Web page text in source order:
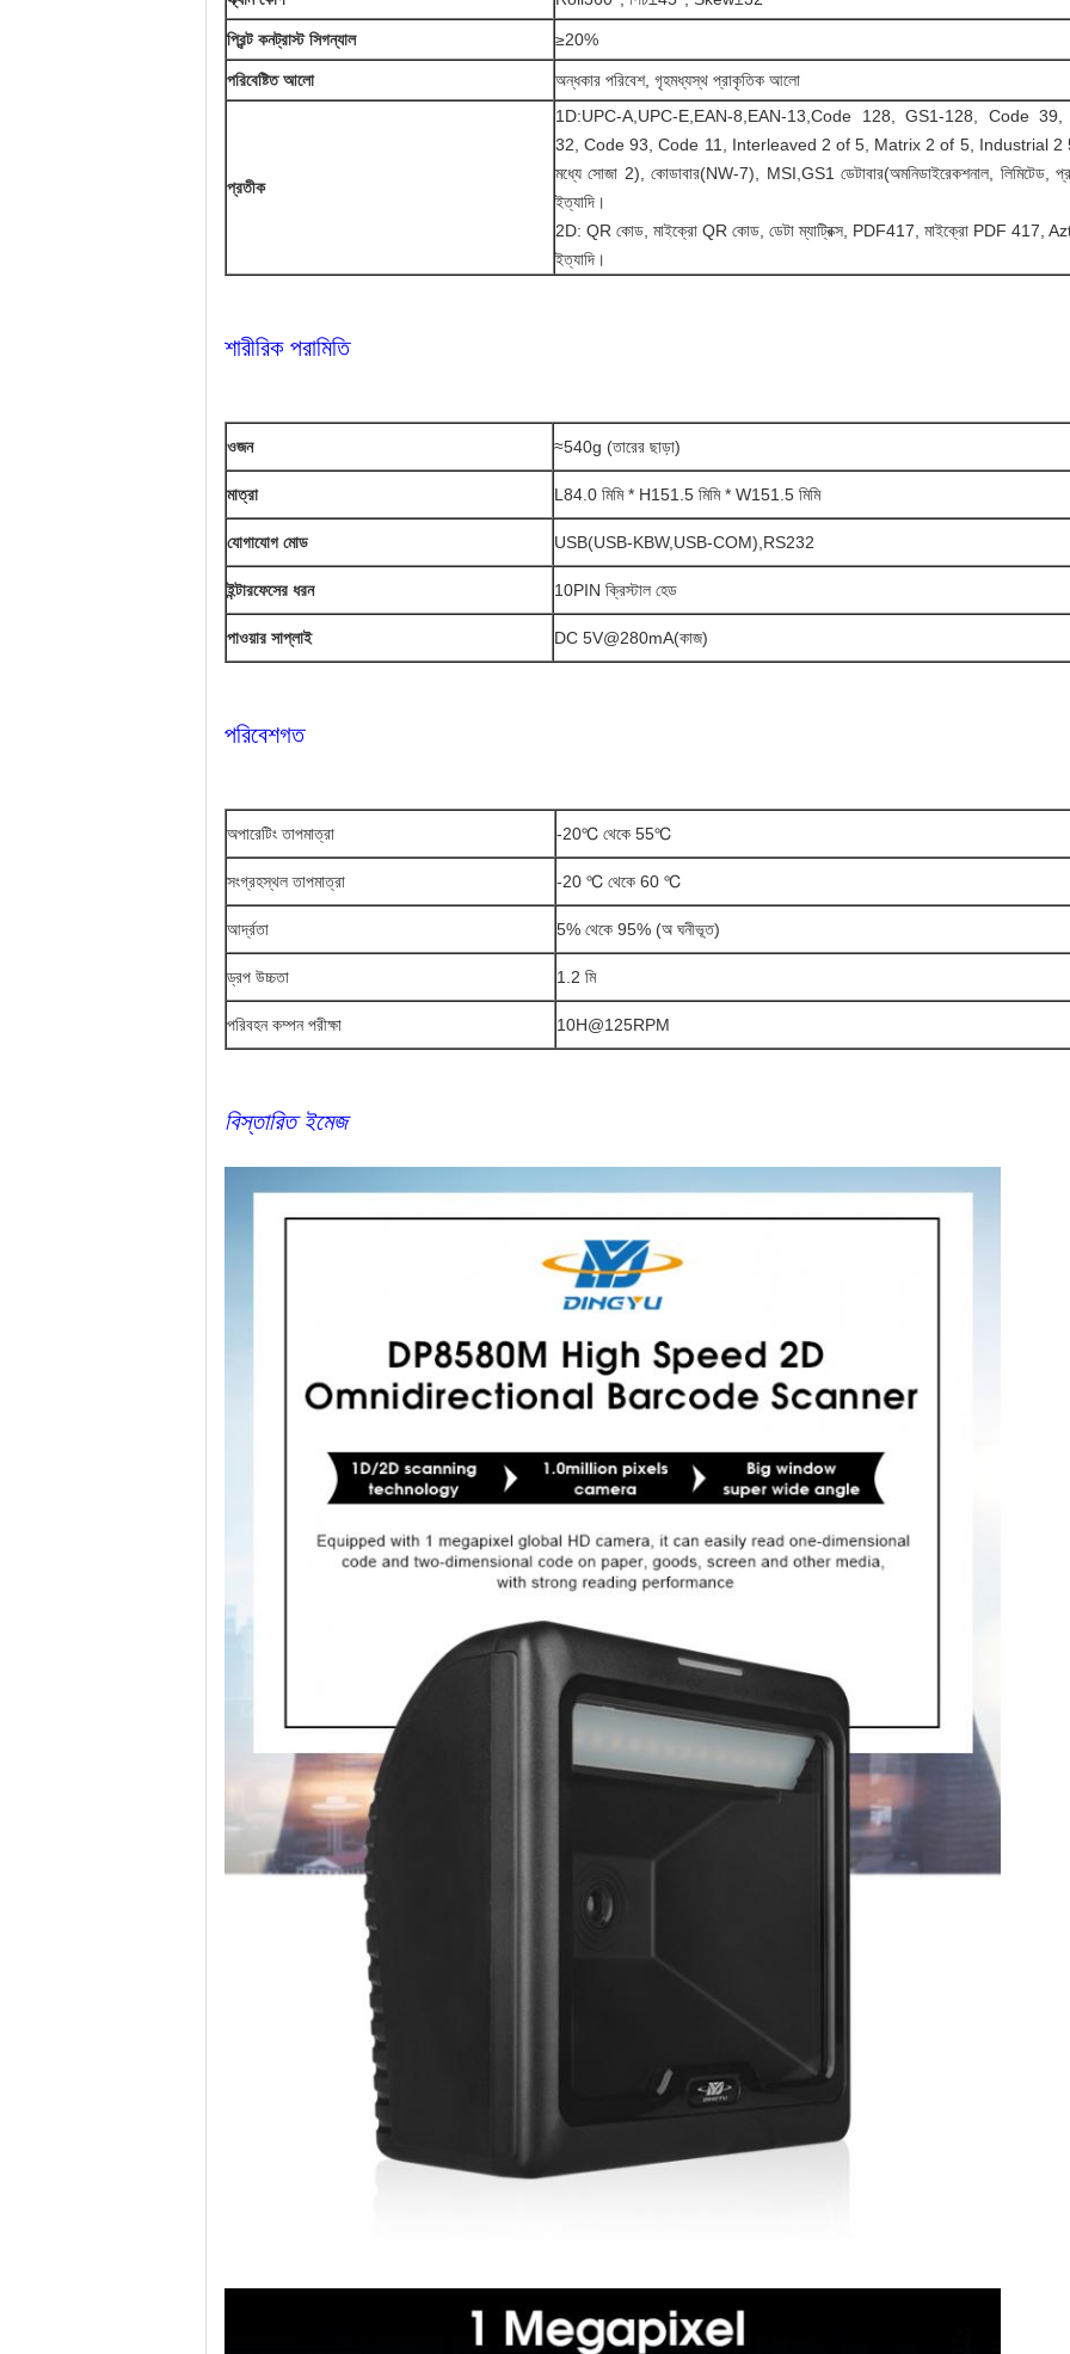
প্রিন্ট কনট্রাস্ট সিগন্যাল ≥20%
পরিবেষ্টিত আলো অন্ধকার পরিবেশ, গৃহমধ্যস্থ প্রাকৃতিক আলো
প্রতীক
1D:UPC-A,UPC-E,EAN-8,EAN-13,Code 128, GS1-128, Code
32, Code 93, Code 11, Interleaved 2 of 5, Matrix 2 of 5, Industrial 2
মধ্যে সোজা 2), কোডাবার(NW-7), MSI,GS1 ডেটাবার(অমনিডাইরেকশনাল, লিমিটেড,
ইত্যাদি।
2D: QR কোড, মাইক্রো QR কোড, ডেটা ম্যাট্রিক্স, PDF417, মাইক্রো PDF 417,
ইত্যাদি।
শারীরিক পরামিতি
ওজন ≈540g (তারের ছাড়া)
মাত্রা L84.0 মিমি * H151.5 মিমি * W151.5 মিমি
যোগাযোগ মোড USB(USB-KBW,USB-COM),RS232
ইন্টারফেসের ধরন 10PIN ক্রিস্টাল হেড
পাওয়ার সাপ্লাই DC 5V@280mA(কাজ)
পরিবেশগত
অপারেটিং তাপমাত্রা -20℃ থেকে 55℃
সংগ্রহস্থল তাপমাত্রা -20 ℃ থেকে 60 ℃
আর্দ্রতা 5% থেকে 95% (অ ঘনীভূত)
ড্রপ উচ্চতা 1.2 মি
পরিবহন কম্পন পরীক্ষা 10H@125RPM
বিস্তারিত ইমেজ